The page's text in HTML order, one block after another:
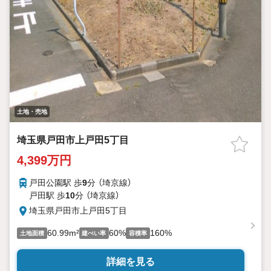
土地・売地
埼玉県戸田市上戸田5丁目
4,399万円
戸田公園駅 歩9分 （埼京線）
戸田駅 歩10分 （埼京線）
埼玉県戸田市上戸田5丁目
土地面積 60.99m² 建ぺい率 60% 容積率 160%
詳細を見る